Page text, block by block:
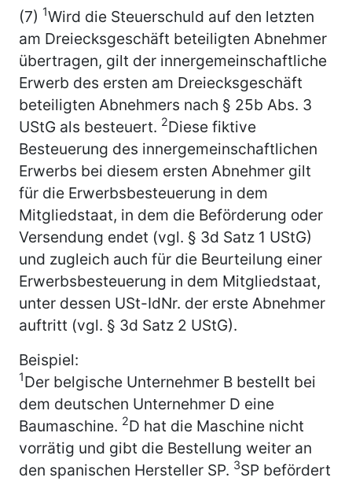
(7) 1Wird die Steuerschuld auf den letzten
am Dreiecksgeschäft beteiligten Abnehmer
übertragen, gilt der innergemeinschaftliche
Erwerb des ersten am Dreiecksgeschäft
beteiligten Abnehmers nach § 25b Abs. 3
UStG als besteuert. 2Diese fiktive
Besteuerung des innergemeinschaftlichen
Erwerbs bei diesem ersten Abnehmer gilt
für die Erwerbsbesteuerung in dem
Mitgliedstaat, in dem die Beförderung oder
Versendung endet (vgl. § 3d Satz 1 UStG)
und zugleich auch für die Beurteilung einer
Erwerbsbesteuerung in dem Mitgliedstaat,
unter dessen USt-IdNr. der erste Abnehmer
auftritt (vgl. § 3d Satz 2 UStG).
Beispiel:
1Der belgische Unternehmer B bestellt bei
dem deutschen Unternehmer D eine
Baumaschine. 2D hat die Maschine nicht
vorrätig und gibt die Bestellung weiter an
den spanischen Hersteller SP. 3SP befördert